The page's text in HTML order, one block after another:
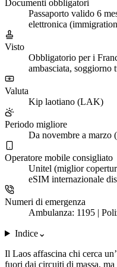
Documenti obbligatori
Passaporto valido 6
elettronica
Visto
Obbligatorio per i
ambasciata, soggiorno
Valuta
Kip laotiano (LAK)
Periodo migliore
Da novembre a marzo
Operatore mobile consigliato
Unitel (miglior
eSIM internazionale
Numeri di emergenza
Ambulanza: 1195 |
Indice⌄
Il Laos affascina chi cerca
fuori dai circuiti di massa,